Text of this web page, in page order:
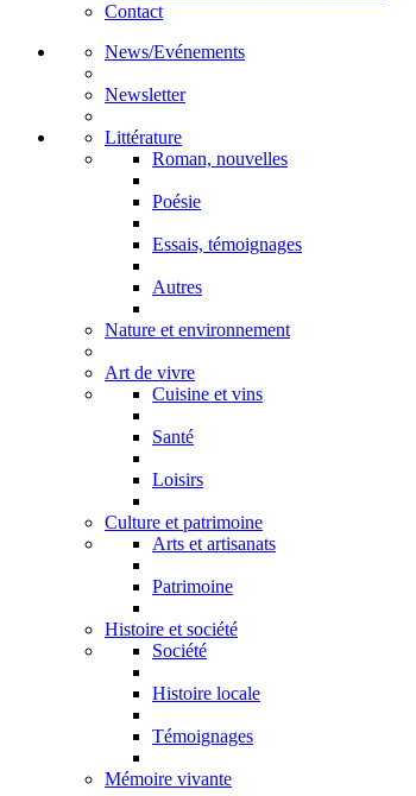
Contact
News/Evénements
Newsletter
Littérature
Roman, nouvelles
Poésie
Essais, témoignages
Autres
Nature et environnement
Art de vivre
Cuisine et vins
Santé
Loisirs
Culture et patrimoine
Arts et artisanats
Patrimoine
Histoire et société
Société
Histoire locale
Témoignages
Mémoire vivante